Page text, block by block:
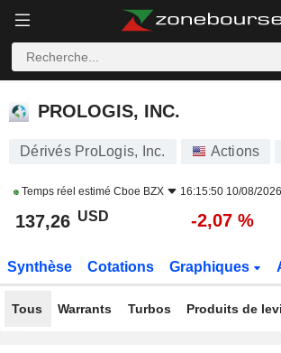
PROLOGIS, INC.
PROLOGIS, INC.
Dérivés ProLogis, Inc. Actions
Temps réel estimé Cboe BZX 16:15:50 10/08/2026
137,26 USD -2,07 %
Synthèse Cotations Graphiques
Tous Warrants Turbos Produits de